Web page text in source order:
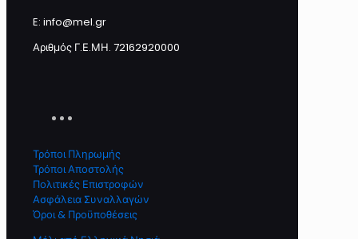
E: info@mel.gr
Αριθμός Γ.Ε.ΜΗ. 72162920000
Τρόποι Πληρωμής
Τρόποι Αποστολής
Πολιτικές Επιστροφών
Ασφάλεια Συναλλαγών
Όροι & Προϋποθέσεις